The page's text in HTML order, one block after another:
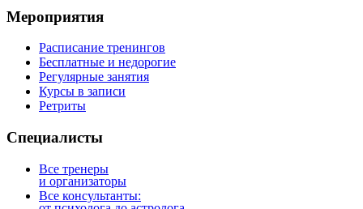
Мероприятия
Расписание тренингов
Бесплатные и недорогие
Регулярные занятия
Курсы в записи
Ретриты
Специалисты
Все тренеры
и организаторы
Все консультанты: